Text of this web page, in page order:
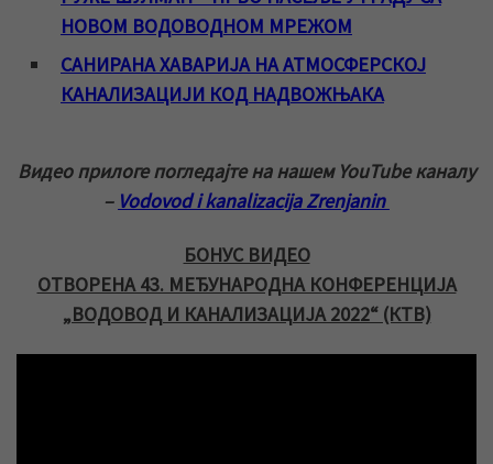
НОВОМ ВОДОВОДНОМ МРЕЖОМ
САНИРАНА ХАВАРИЈА НА АТМОСФЕРСКОЈ
КАНАЛИЗАЦИЈИ КОД НАДВОЖЊАКА
Видео прилоге погледајте на нашем YouTube каналу
– Vodovod i kanalizacija Zrenjanin
БОНУС ВИДЕО
ОТВОРЕНА 43. МЕЂУНАРОДНА КОНФЕРЕНЦИЈА
„ВОДОВОД И КАНАЛИЗАЦИЈА 2022“ (КТВ)